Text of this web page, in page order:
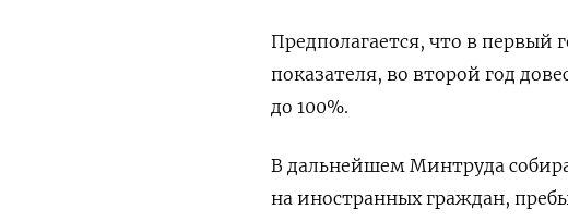
Предполагается, что в первый
показателя, во второй год
до 100%.
В дальнейшем Минтруда
на иностранных граждан,